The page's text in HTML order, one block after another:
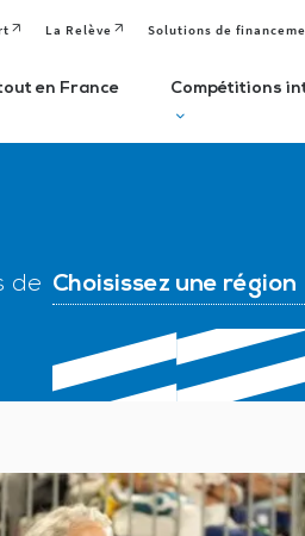
La Relève Solutions de
en France Compétitions
Editions passées et
Paralympiens
Comité
Jeux
Comité
de Choisissez une région